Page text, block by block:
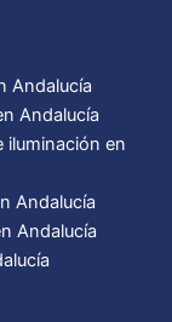
Andalucía
Andalucía
iluminación en
Andalucía
Andalucía